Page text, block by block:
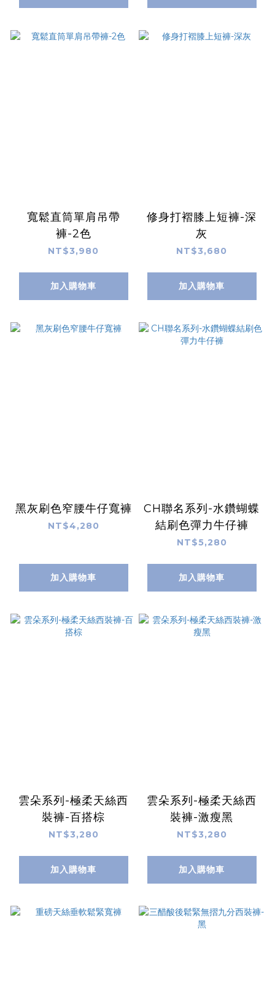
寬鬆直筒單肩吊帶
褲-2色
NT$3,980
加入購物車
修身打褶膝上短褲-深
灰
NT$3,680
加入購物車
黑灰刷色窄腰牛仔寬褲
NT$4,280
加入購物車
CH聯名系列-水鑽蝴蝶
結刷色彈力牛仔褲
NT$5,280
加入購物車
雲朵系列-極柔天絲西
裝褲-百搭棕
NT$3,280
加入購物車
雲朵系列-極柔天絲西
裝褲-激瘦黑
NT$3,280
加入購物車